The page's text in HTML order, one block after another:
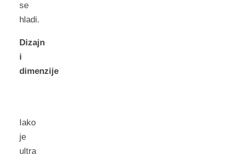
se
hladi.
Dizajn
i
dimenzije
Iako
je
ultra